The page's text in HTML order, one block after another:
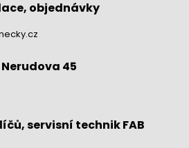
objednávky
45
servisní technik FAB